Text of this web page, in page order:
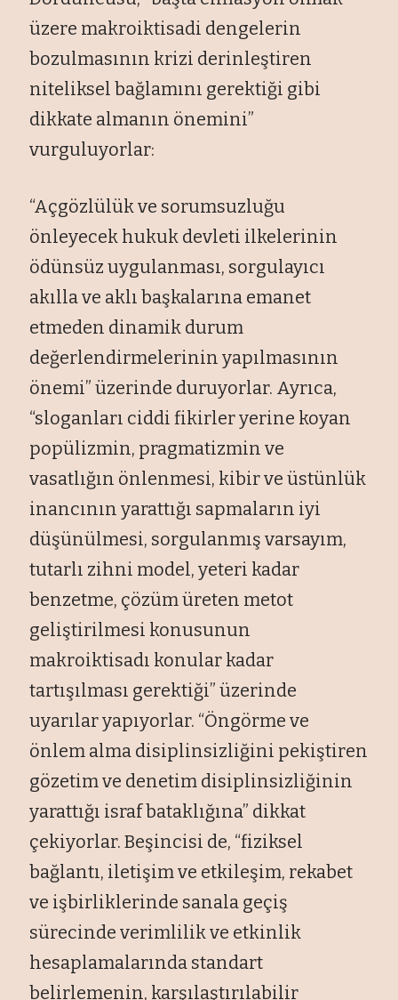
üzere makroiktisadi dengelerin
bozulmasının krizi derinleştiren
niteliksel bağlamını gerektiği gibi
dikkate almanın önemini”
vurguluyorlar:
“Açgözlülük ve sorumsuzluğu
önleyecek hukuk devleti ilkelerinin
ödünsüz uygulanması, sorgulayıcı
akılla ve aklı başkalarına emanet
etmeden dinamik durum
değerlendirmelerinin yapılmasının
önemi” üzerinde duruyorlar. Ayrıca,
“sloganları ciddi fikirler yerine koyan
popülizmin, pragmatizmin ve
vasatlığın önlenmesi, kibir ve üstünlük
inancının yarattığı sapmaların iyi
düşünülmesi, sorgulanmış varsayım,
tutarlı zihni model, yeteri kadar
benzetme, çözüm üreten metot
geliştirilmesi konusunun
makroiktisadı konular kadar
tartışılması gerektiği” üzerinde
uyarılar yapıyorlar. “Öngörme ve
önlem alma disiplinsizliğini pekiştiren
gözetim ve denetim disiplinsizliğinin
yarattığı israf bataklığına” dikkat
çekiyorlar. Beşincisi de, “fiziksel
bağlantı, iletişim ve etkileşim, rekabet
ve işbirliklerinde sanala geçiş
sürecinde verimlilik ve etkinlik
hesaplamalarında standart
belirlemenin, karşılaştırılabilir